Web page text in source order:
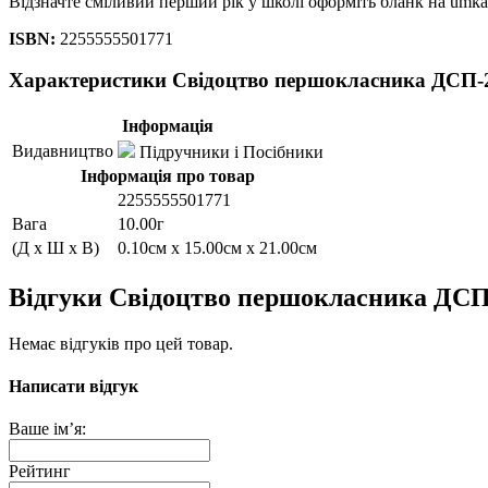
ISBN: 2255555501771
Характеристики Свідоцтво першокласника ДСП-
Інформація
Видавництво
Підручники і Посібники
Інформація про товар
2255555501771
Вага
10.00г
(Д x Ш x В)
0.10см x 15.00см x 21.00см
Відгуки Свідоцтво першокласника
Немає відгуків про цей товар.
Написати відгук
Ваше ім’я:
Рейтинг